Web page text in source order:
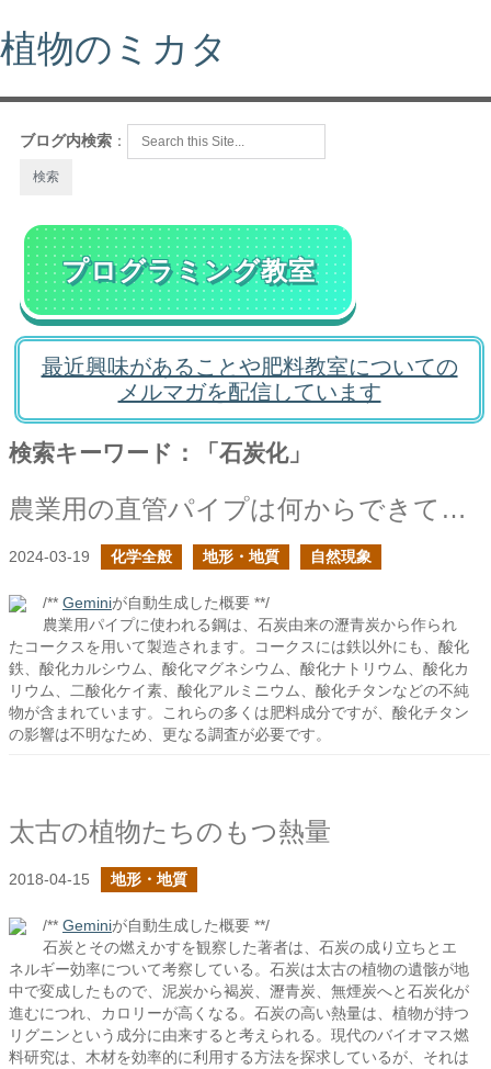
植物のミカタ
ブログ内検索 ：
プログラミング教室
最近興味があることや肥料教室についての
メルマガを配信しています
検索キーワード：「石炭化」
農業用の直管パイプは何からできている？３
2024-03-19 化学全般 地形・地質 自然現象
/** Geminiが自動生成した概要 **/
農業用パイプに使われる鋼は、石炭由来の瀝青炭から作られ
たコークスを用いて製造されます。コークスには鉄以外にも、酸化
鉄、酸化カルシウム、酸化マグネシウム、酸化ナトリウム、酸化カ
リウム、二酸化ケイ素、酸化アルミニウム、酸化チタンなどの不純
物が含まれています。これらの多くは肥料成分ですが、酸化チタン
の影響は不明なため、更なる調査が必要です。
太古の植物たちのもつ熱量
2018-04-15 地形・地質
/** Geminiが自動生成した概要 **/
石炭とその燃えかすを観察した著者は、石炭の成り立ちとエ
ネルギー効率について考察している。石炭は太古の植物の遺骸が地
中で変成したもので、泥炭から褐炭、瀝青炭、無煙炭へと石炭化が
進むにつれ、カロリーが高くなる。石炭の高い熱量は、植物が持つ
リグニンという成分に由来すると考えられる。現代のバイオマス燃
料研究は、木材を効率的に利用する方法を探求しているが、それは